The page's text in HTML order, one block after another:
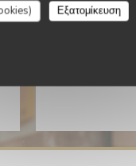
Εξατομίκευση